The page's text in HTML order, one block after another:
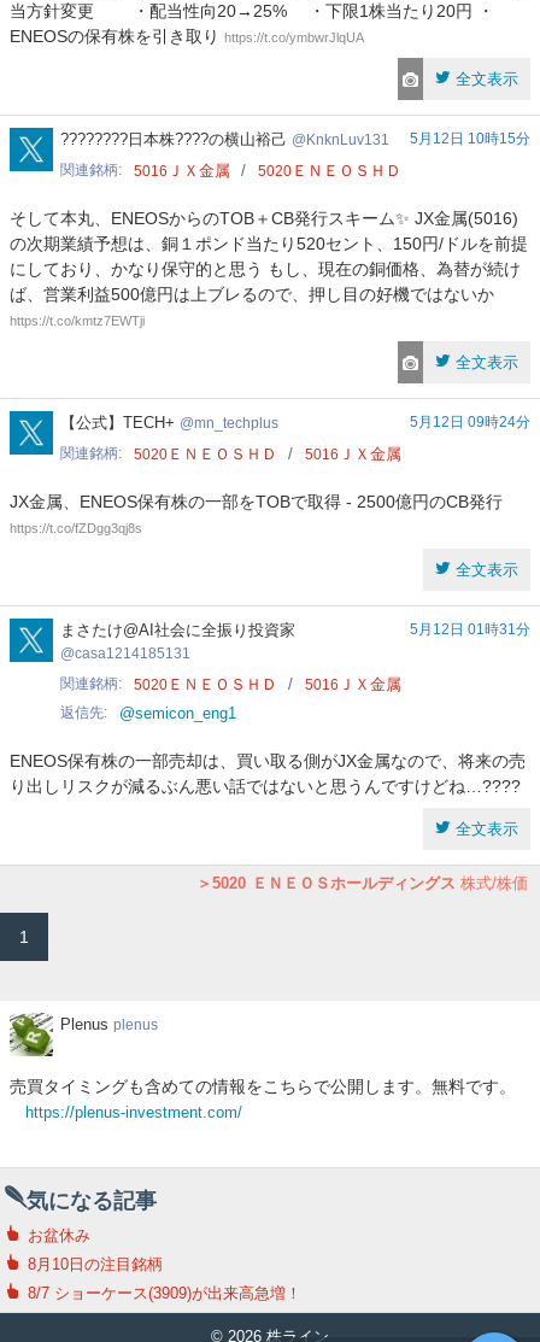
当方針変更 ・配当性向20→25% ・下限1株当たり20円 ・
ENEOSの保有株を引き取り https://t.co/ymbwrJlqUA
全文表示
KnknLuv131
????????日本株????の横山裕己 KnknLuv131
5月12日 10時15分
関連銘柄
5016 ＪＸ金属 5020 ＥＮＥＯＳＨＤ
そして本丸、ENEOSからのTOB＋CB発行スキーム✨ JX金属(5016)
の次期業績予想は、銅１ポンド当たり520セント、150円/ドルを前提
にしており、かなり保守的と思う もし、現在の銅価格、為替が続け
ば、営業利益500億円は上ブレるので、押し目の好機ではないか
https://t.co/kmtz7EWTji
全文表示
mn_techplus
【公式】TECH+ mn_techplus
5月12日 09時24分
関連銘柄
5020 ＥＮＥＯＳＨＤ 5016 ＪＸ金属
JX金属、ENEOS保有株の一部をTOBで取得 - 2500億円のCB発行
https://t.co/fZDgg3qj8s
全文表示
casa1214185131
まさたけ@AI社会に全振り投資家
casa1214185131
5月12日 01時31分
関連銘柄 5020 ＥＮＥＯＳＨＤ 5016 ＪＸ金属
返信先 @semicon_eng1
ENEOS保有株の一部売却は、買い取る側がJX金属なので、将来の売
り出しリスクが減るぶん悪い話ではないと思うんですけどね…????
全文表示
5020 ＥＮＥＯＳホールディングス 株式/株価
1
Plenus
Plenus plenus
売買タイミングも含めての情報をこちらで公開します。無料です。
https://plenus-investment.com/
気になる記事
お盆休み
8月10日の注目銘柄
8/7 ショーケース(3909)が出来高急増！
© 2026 株ライン